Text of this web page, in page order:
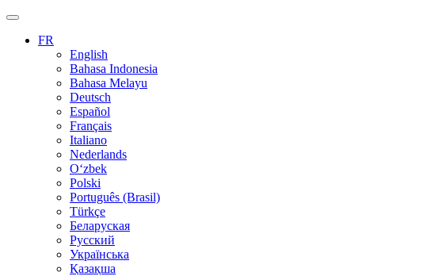
FR
English
Bahasa Indonesia
Bahasa Melayu
Deutsch
Español
Français
Italiano
Nederlands
O‘zbek
Polski
Português (Brasil)
Türkçe
Беларуская
Русский
Українська
Қазақша